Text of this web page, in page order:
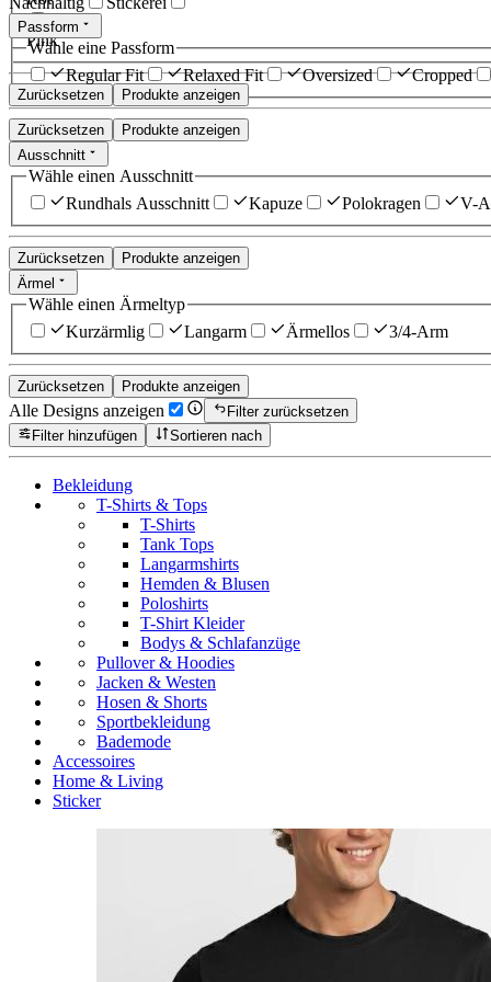
Pink
Zurücksetzen Produkte anzeigen
Passform
Wähle eine Passform
Regular Fit
Relaxed Fit Oversized Cropped
Zurücksetzen
Produkte anzeigen
Ausschnitt
Wähle einen Ausschnitt
Rundhals Ausschnitt
Kapuze Polokragen V-
Zurücksetzen
Produkte anzeigen
Ärmel
Wähle einen Ärmeltyp
Kurzärmlig
Langarm Ärmellos 3/4-Arm
Zurücksetzen Produkte anzeigen
Alle Designs anzeigen
Filter zurücksetzen
Filter hinzufügen
Sortieren nach
Bekleidung
T-Shirts & Tops
T-Shirts
Tank Tops
Langarmshirts
Hemden & Blusen
Poloshirts
T-Shirt Kleider
Bodys & Schlafanzüge
Pullover & Hoodies
Jacken & Westen
Hosen & Shorts
Sportbekleidung
Bademode
Accessoires
Home & Living
Sticker